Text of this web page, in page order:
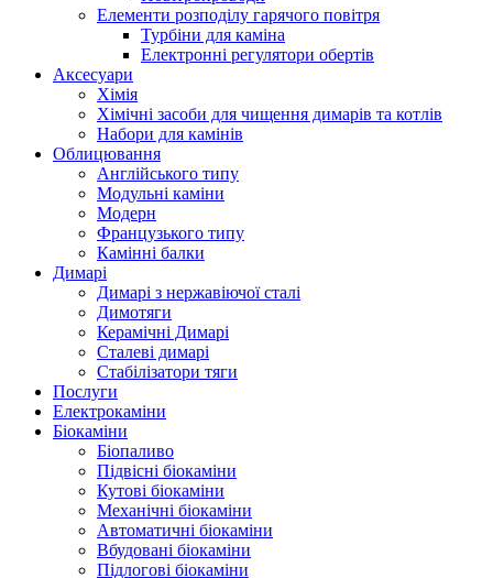
Елементи розподілу гарячого повітря
Турбіни для каміна
Електронні регулятори обертів
Аксесуари
Хімія
Хімічні засоби для чищення димарів та котлів
Набори для камінів
Облицювання
Англійського типу
Модульні каміни
Модерн
Французького типу
Камінні балки
Димарі
Димарі з нержавіючої сталі
Димотяги
Керамічні Димарі
Сталеві димарі
Стабілізатори тяги
Послуги
Електрокаміни
Біокаміни
Біопаливо
Підвісні біокаміни
Кутові біокаміни
Механічні біокаміни
Автоматичні біокаміни
Вбудовані біокаміни
Підлогові біокаміни